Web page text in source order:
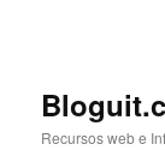
Recursos web e